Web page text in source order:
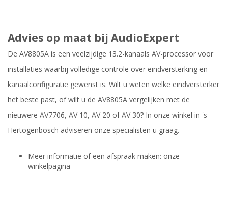
Advies op maat bij AudioExpert
De AV8805A is een veelzijdige 13.2-kanaals AV-processor voor
installaties waarbij volledige controle over eindversterking en
kanaalconfiguratie gewenst is. Wilt u weten welke eindversterker
het beste past, of wilt u de AV8805A vergelijken met de
nieuwere AV7706, AV 10, AV 20 of AV 30? In onze winkel in 's-
Hertogenbosch adviseren onze specialisten u graag.
Meer informatie of een afspraak maken: onze
winkelpagina